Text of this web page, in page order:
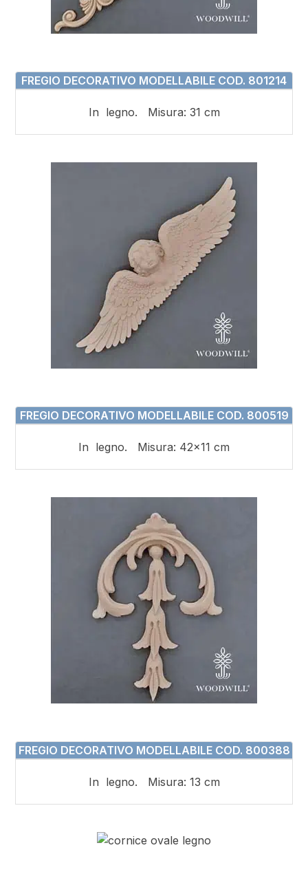
FREGIO DECORATIVO MODELLABILE COD. 801214
In legno. Misura: 31 cm
FREGIO DECORATIVO MODELLABILE COD. 800519
In legno. Misura: 42×11 cm
FREGIO DECORATIVO MODELLABILE COD. 800388
In legno. Misura: 13 cm